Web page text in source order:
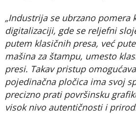
„Industrija se ubrzano pomera
digitalizaciji, gde se reljefni
putem klasičnih presa, već
mašina za štampu, umesto
presi. Takav pristup
pojedinačna pločica ima svoj
precizno prati površinsku
visok nivo autentičnosti i